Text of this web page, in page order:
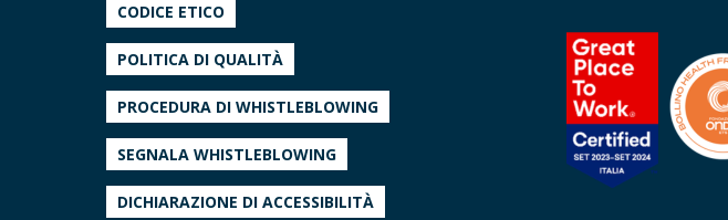
CODICE ETICO
POLITICA DI QUALITÀ
PROCEDURA DI WHISTLEBLOWING
SEGNALA WHISTLEBLOWING
DICHIARAZIONE DI ACCESSIBILITÀ